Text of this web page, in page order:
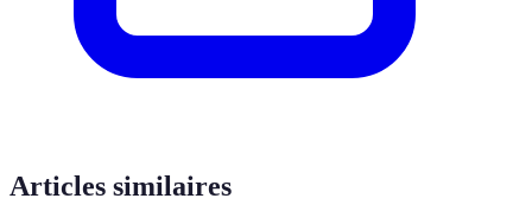
Articles similaires